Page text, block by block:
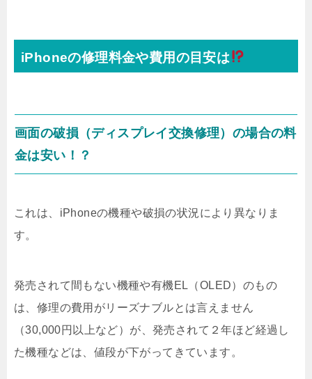
iPhoneの修理料金や費用の目安は
画面の破損（ディスプレイ交換修理）の場合の料
金は安い！？
これは、iPhoneの機種や破損の状況により異なりま
す。
発売されて間もない機種や有機EL（OLED）のもの
は、修理の費用がリーズナブルとは言えません
（30,000円以上など）が、発売されて２年ほど経過し
た機種などは、値段が下がってきています。